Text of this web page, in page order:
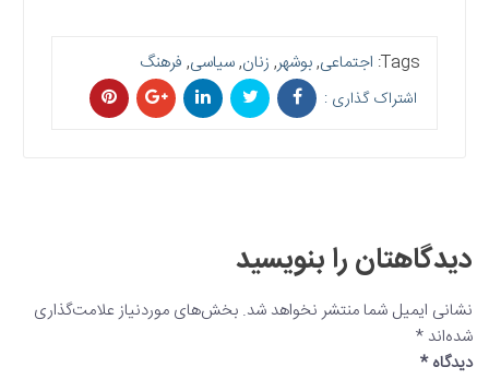
Tags: اجتماعی,بوشهر, زنان,سیاسی, فرهنگ
اشتراک گذاری :
دیدگاهتان را بنویسید
نشانی ایمیل شما منتشر نخواهد شد. بخش‌های موردنیاز علامت‌گذاری
شده‌اند *
دیدگاه*